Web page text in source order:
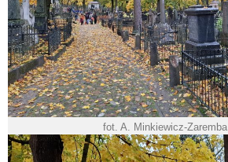
fot. A. Minkiewicz-Zaremba